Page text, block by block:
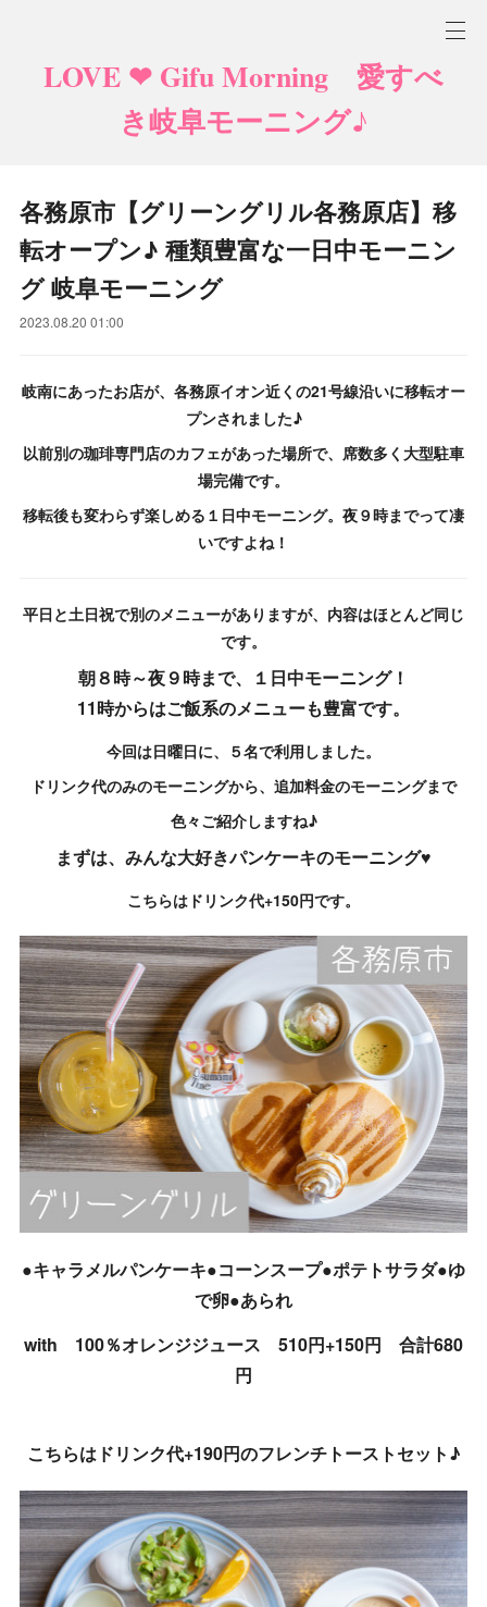
LOVE ❤ Gifu Morning 愛すべ
き岐阜モーニング♪
各務原市【グリーングリル各務原店】移
転オープン♪ 種類豊富な一日中モーニン
グ 岐阜モーニング
2023.08.20 01:00
岐南にあったお店が、各務原イオン近くの21号線沿いに移転オー
プンされました♪
以前別の珈琲専門店のカフェがあった場所で、席数多く大型駐車
場完備です。
移転後も変わらず楽しめる１日中モーニング。 夜９時までって凄
いですよね！
平日と土日祝で別のメニューがありますが、内容はほとんど同じ
です。
朝８時～夜９時まで、１日中モーニング！
11時からはご飯系のメニューも豊富です。
今回は日曜日に、５名で利用しました。
ドリンク代のみのモーニングから、追加料金のモーニングまで
色々ご紹介しますね♪
まずは、みんな大好きパンケーキのモーニング♥
こちらはドリンク代+150円です。
●キャラメルパンケーキ●コーンスープ●ポテトサラダ●ゆ
で卵●あられ
with 100％オレンジジュース 510円+150円 合計680
円
こちらはドリンク代+190円のフレンチトーストセット♪